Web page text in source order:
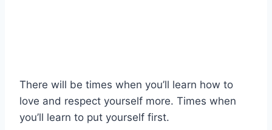
There will be times when you’ll learn how to
love and respect yourself more. Times when
you’ll learn to put yourself first.